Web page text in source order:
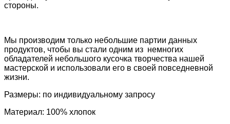
стороны.
Мы производим только небольшие партии данных
продуктов, чтобы вы стали одним из немногих
обладателей небольшого кусочка творчества нашей
мастерской и использовали его в своей повседневной
жизни.
Размеры: по индивидуальному запросу
Материал: 100% хлопок